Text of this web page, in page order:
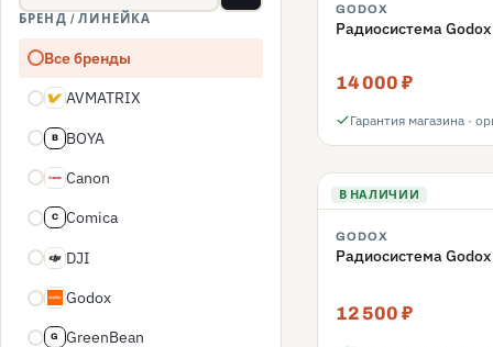
БРЕНД / ЛИНЕЙКА
Все бренды
A AVMATRIX
B BOYA
C Canon
C Comica
D DJI
G Godox
G GreenBean
GODOX
Радиосистема
14 000 ₽
Гарантия магазина ·
В НАЛИЧИИ
GODOX
Радиосистема
12 500 ₽